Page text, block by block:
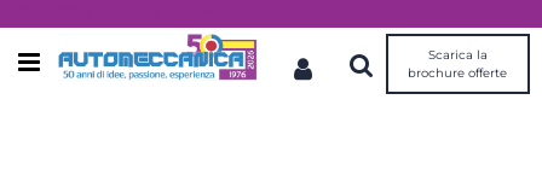
Open menu
Scarica la
brochure offerte